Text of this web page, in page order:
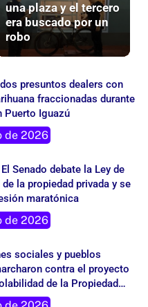
estaba armado en
una plaza y el tercero
era buscado por un
robo
presuntos dealers con
fraccionadas durante
Iguazú
Senado debate la Ley de
la propiedad privada y se
maratónica
sociales y pueblos
contra el proyecto
de la Propiedad